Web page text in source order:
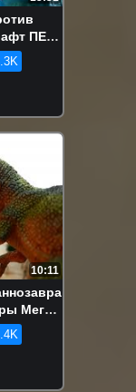
ПЕ
PE
10:11
Мега
ТВ